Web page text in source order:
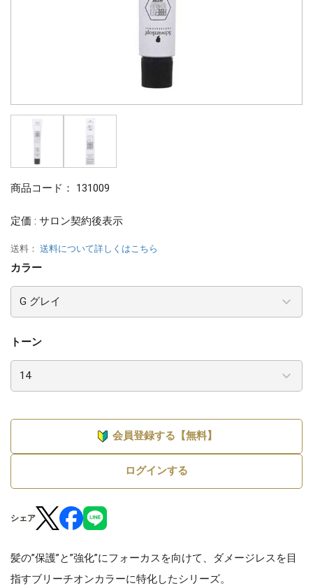
商品コード： 131009
定価 : サロン契約後表示
送料： 送料について詳しくはこちら
カラー
トーン
会員登録する【無料】
ログインする
シェア
髪の”保護”と”強化”にフォーカスを向けて、ダメージレスを目
指すブリーチオンカラーに特化したシリーズ。